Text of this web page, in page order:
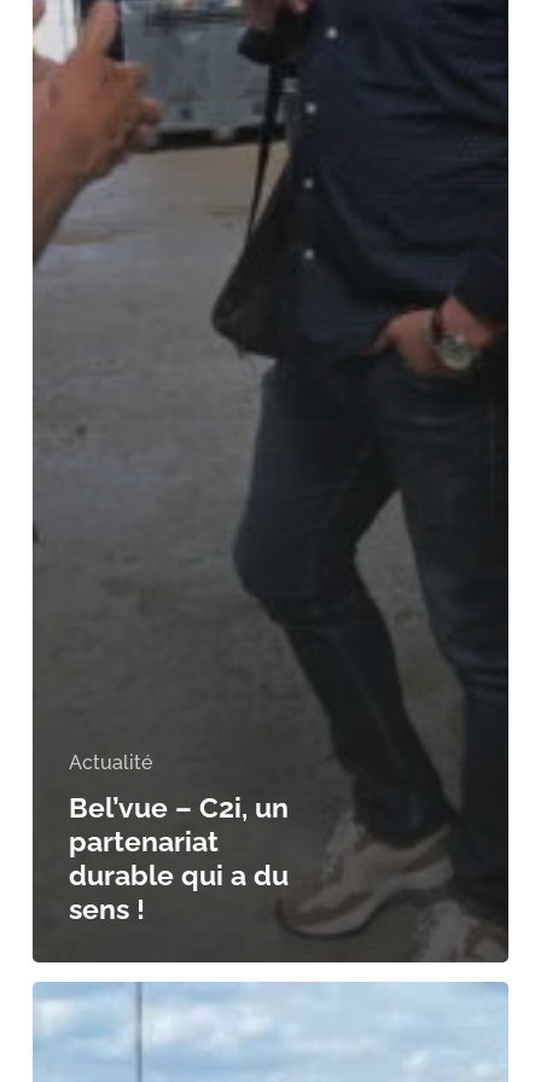
Actualité
Bel’vue – C2i, un
partenariat
durable qui a du
sens !
Un
chantier
atypique